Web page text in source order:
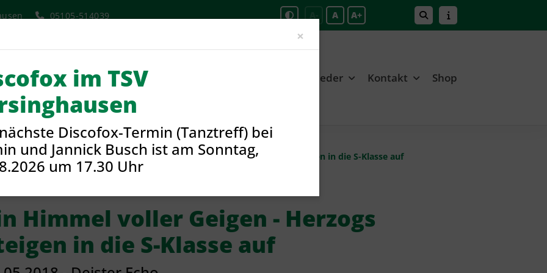
05105-514039 A A+
Aktuelles Mitglieder Kontakt Shop
14.05.2018 - Deister Echo - Ein Himmel voller Geigen - Herzogs steigen in die S-Klasse auf
Himmel voller Geigen - Herzogs
in die S-Klasse auf
× Close
im TSV
Discofox-Termin (Tanztreff) bei
und Jannick Busch ist am Sonntag,
um 17.30 Uhr